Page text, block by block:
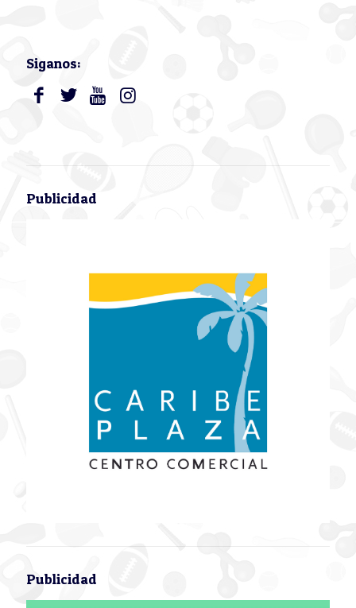
Siganos:
Publicidad
Publicidad